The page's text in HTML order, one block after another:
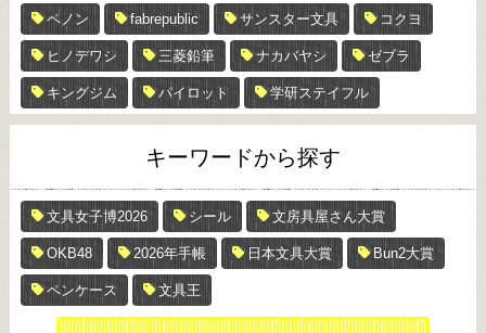
ペノン fabrepublic サンスター文具 コクヨ
ヒノデワシ 三菱鉛筆 ナカバヤシ ゼブラ
キングジム パイロット 学研ステイフル
キーワードから探す
文具女子博2026 シール 文房具屋さん大賞
OKB48 2026年手帳 日本文具大賞 Bun2大賞
ペンケース 文具王